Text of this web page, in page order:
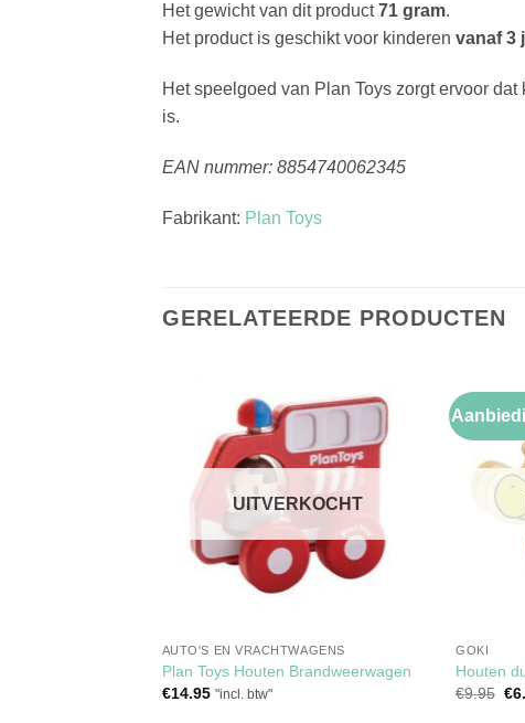
Het gewicht van dit product71 gram.
Het product is geschikt voor kinderen vanaf 3
Het speelgoed van Plan Toys zorgt ervoor
is.
EAN nummer: 8854740062345
Fabrikant: Plan Toys
GERELATEERDE PRODUCTEN
aan
verlanglijst
UITVERKOCHT
AUTO'S EN VRACHTWAGENS
Plan Toys Houten Brandweerwagen
€14.95 "incl. btw"
GOKI
Houten
€9.95 €